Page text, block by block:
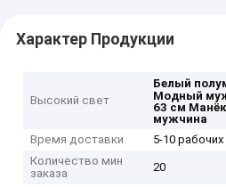
Характер Продукции
Высокий свет
Белый
Модный
63 см
мужчина
Время доставки
5-10
Количество мин
заказа
20